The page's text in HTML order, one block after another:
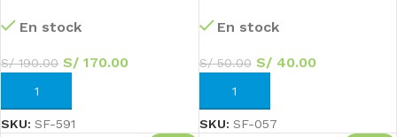
En stock
S/190.00 S/ 170.00
AÑADIR AL CARRITO
SKU: SF-591
En stock
S/50.00 S/40.00
AÑADIR AL CARRITO
SKU: SF-057